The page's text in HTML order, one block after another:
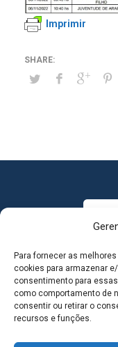
Para fornecer as
cookies para armazenar
consentimento para
como comportamento de
consentir ou retirar o
recursos e funções.
Imprimir
MAPA DO SITE